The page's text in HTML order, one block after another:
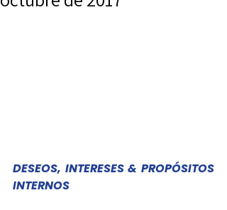
DESEOS, INTERESES & PROPÓSITOS
INTERNOS